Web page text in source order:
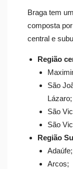
Braga tem
composta
central e
Região
São
Lázaro;
São
São
Região
Adaúfe;
Arcos;